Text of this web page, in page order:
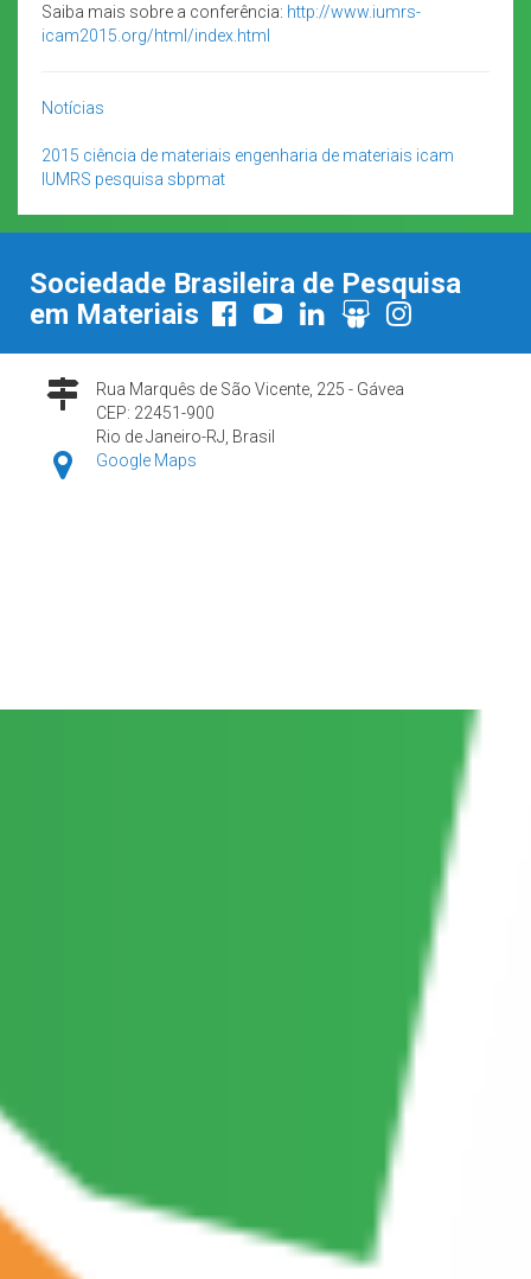
Saiba mais sobre a conferência: http://www.iumrs-
icam2015.org/html/index.html
Notícias
2015 ciência de materiais engenharia de materiais icam
IUMRS pesquisa sbpmat
Sociedade Brasileira de Pesquisa
em Materiais
Rua Marquês de São Vicente, 225 - Gávea
CEP: 22451-900
Rio de Janeiro-RJ, Brasil
Google Maps